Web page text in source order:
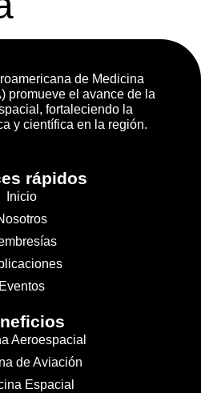
de Medicina
promueve el avance de la
fortaleciendo la
y científica en la región.
rápidos
Inicio
Eventos
Aeroespacial
de Aviación
Espacial